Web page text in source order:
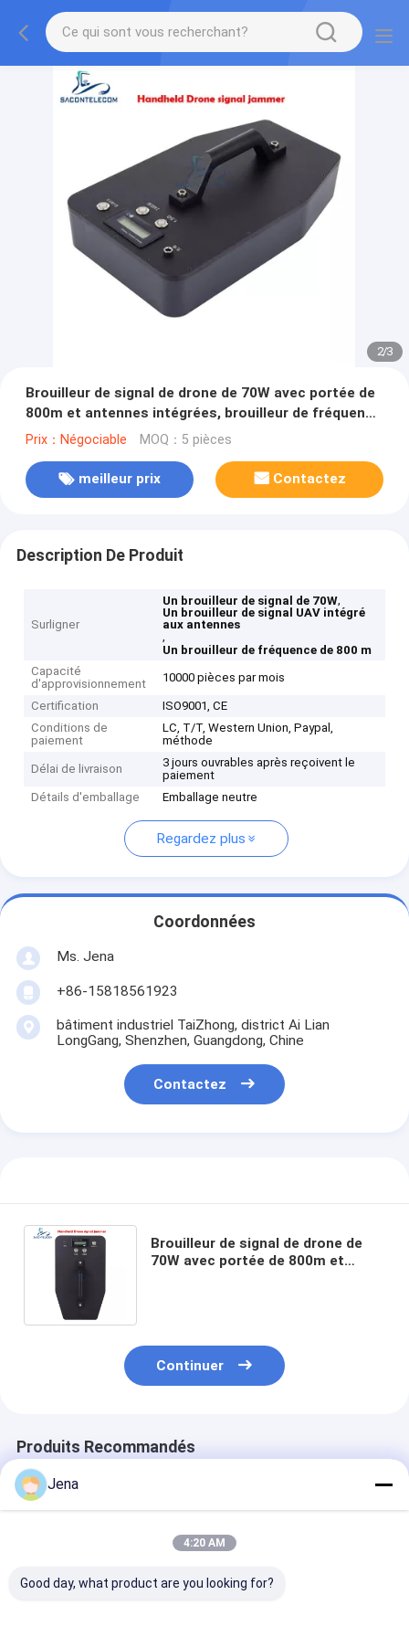
3/3
Brouilleur de signal de drone de 70W avec portée de
800m et antennes intégrées, brouilleur de fréquence
portable
Prix：Négociable MOQ：5 pièces
meilleur prix Contactez
Description De Produit
Surligner
Un brouilleur de signal de 70W,
Un brouilleur de signal UAV intégré
aux antennes
,
Un brouilleur de fréquence de 800 m
Capacité
d'approvisionnement
10000 pièces par mois
Certification
ISO9001, CE
Conditions de
paiement
LC, T/T, Western Union, Paypal,
méthode
Délai de livraison
3 jours ouvrables après reçoivent le
paiement
Détails d'emballage
Emballage neutre
Regardez plus
Coordonnées
Ms. Jena
+86-15818561923
bâtiment industriel TaiZhong, district Ai Lian
LongGang, Shenzhen, Guangdong, Chine
Contactez
Brouilleur de signal de drone de
70W avec portée de 800m et
Continuer
Produits Recommandés
Jena
4:20 AM
Good day, what product are you looking for?